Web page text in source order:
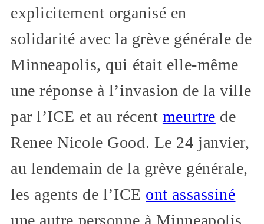
explicitement organisé en
solidarité avec la grève générale de
Minneapolis, qui était elle-même
une réponse à l’invasion de la ville
par l’ICE et au récent meurtre de
Renee Nicole Good. Le 24 janvier,
au lendemain de la grève générale,
les agents de l’ICE ont assassiné